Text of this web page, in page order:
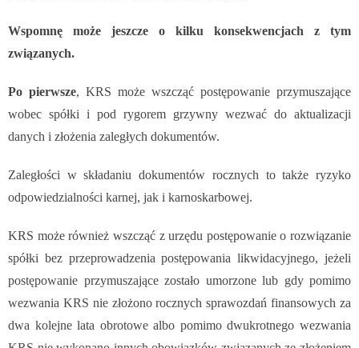
Wspomnę może jeszcze o kilku konsekwencjach z tym
związanych.
Po pierwsze, KRS może wszcząć postępowanie przymuszające
wobec spółki i pod rygorem grzywny wezwać do aktualizacji
danych i złożenia zaległych dokumentów.
Zaległości w składaniu dokumentów rocznych to także ryzyko
odpowiedzialności karnej, jak i karnoskarbowej.
KRS może również wszcząć z urzędu postępowanie o rozwiązanie
spółki bez przeprowadzenia postępowania likwidacyjnego, jeżeli
postępowanie przymuszające zostało umorzone lub gdy pomimo
wezwania KRS nie złożono rocznych sprawozdań finansowych za
dwa kolejne lata obrotowe albo pomimo dwukrotnego wezwania